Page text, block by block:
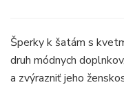
Šperky k šatám s
druh módnych
a zvýrazniť jeho